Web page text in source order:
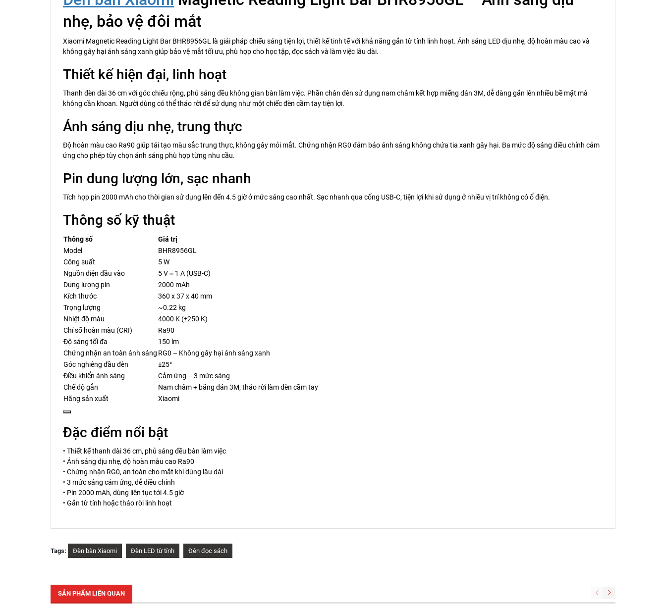
nhẹ, bảo vệ đôi mắt
Xiaomi Magnetic Reading Light Bar BHR8956GL là giải pháp chiếu sáng tiện lợi, thiết kế tinh tế với khả năng gắn từ tính linh hoạt. Ánh sáng LED dịu nhẹ, độ hoàn màu cao và
không gây hại ánh sáng xanh giúp bảo vệ mắt tối ưu, phù hợp cho học tập, đọc sách và làm việc lâu dài.
Thiết kế hiện đại, linh hoạt
Thanh đèn dài 36 cm với góc chiếu rộng, phủ sáng đều không gian bàn làm việc. Phần chân đèn sử dụng nam châm kết hợp miếng dán 3M, dễ dàng gắn lên nhiều bề mặt mà
không cần khoan. Người dùng có thể tháo rời để sử dụng như một chiếc đèn cầm tay tiện lợi.
Ánh sáng dịu nhẹ, trung thực
Độ hoàn màu cao Ra90 giúp tái tạo màu sắc trung thực, không gây mỏi mắt. Chứng nhận RG0 đảm bảo ánh sáng không chứa tia xanh gây hại. Ba mức độ sáng điều chỉnh cảm
ứng cho phép tùy chọn ánh sáng phù hợp từng nhu cầu.
Pin dung lượng lớn, sạc nhanh
Tích hợp pin 2000 mAh cho thời gian sử dụng lên đến 4.5 giờ ở mức sáng cao nhất. Sạc nhanh qua cổng USB-C, tiện lợi khi sử dụng ở nhiều vị trí không có ổ điện.
Thông số kỹ thuật
Thông số
Giá trị
Model
BHR8956GL
Công suất
5 W
Nguồn điện đầu vào
5 V ⎓ 1 A (USB-C)
Dung lượng pin
2000 mAh
Kích thước
360 x 37 x 40 mm
Trọng lượng
~0.22 kg
Nhiệt độ màu
4000 K (±250 K)
Chỉ số hoàn màu (CRI)
Ra90
Độ sáng tối đa
150 lm
Chứng nhận an toàn ánh sáng RG0 – Không gây hại ánh sáng xanh
Góc nghiêng đầu đèn
±25°
Điều khiển ánh sáng
Cảm ứng – 3 mức sáng
Chế độ gắn
Nam châm + băng dán 3M; tháo rời làm đèn cầm tay
Hãng sản xuất
Xiaomi
Đặc điểm nổi bật
• Thiết kế thanh dài 36 cm, phủ sáng đều bàn làm việc
• Ánh sáng dịu nhẹ, độ hoàn màu cao Ra90
• Chứng nhận RG0, an toàn cho mắt khi dùng lâu dài
• 3 mức sáng cảm ứng, dễ điều chỉnh
• Pin 2000 mAh, dùng liên tục tới 4.5 giờ
• Gắn từ tính hoặc tháo rời linh hoạt
Tags: Đèn bàn Xiaomi Đèn LED từ tính Đèn đọc sách
SẢN PHẨM LIÊN QUAN